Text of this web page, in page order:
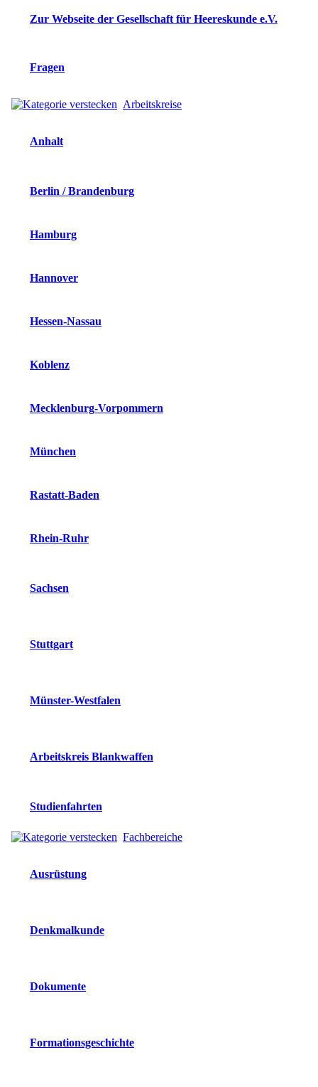
Zur Webseite der Gesellschaft für Heereskunde e.V.
Fragen
Arbeitskreise
Anhalt
Berlin / Brandenburg
Hamburg
Hannover
Hessen-Nassau
Koblenz
Mecklenburg-Vorpommern
München
Rastatt-Baden
Rhein-Ruhr
Sachsen
Stuttgart
Münster-Westfalen
Arbeitskreis Blankwaffen
Studienfahrten
Fachbereiche
Ausrüstung
Denkmalkunde
Dokumente
Formationsgeschichte